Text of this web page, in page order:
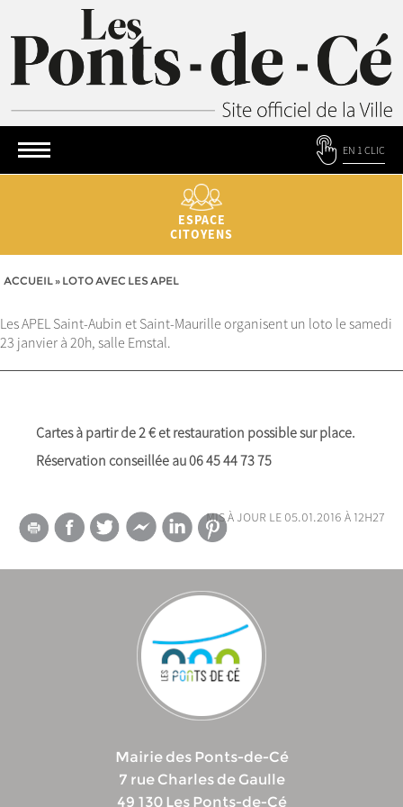
EN 1 CLIC
ESPACE
CITOYENS
ACCUEIL» LOTO AVEC LES APEL
Les APEL Saint-Aubin et Saint-Maurille organisent un loto le samedi
23 janvier à 20h, salle Emstal.
Cartes à partir de 2 € et restauration possible sur place.
Réservation conseillée au 06 45 44 73 75
mis à jour le 05.01.2016 à 12h27
Mairie des Ponts-de-Cé
7 rue Charles de Gaulle
49 130 Les Ponts-de-Cé